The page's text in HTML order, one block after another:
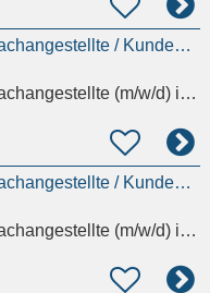
Zahnmedizinische Fachangestellte / KundenberaterIn / administrative AssistentIn (m/w/d)
(m/w/d)in Oberursel (Taunus)
Zahnmedizinische Fachangestellte / KundenberaterIn / administrative AssistentIn (m/w/d) in Oberursel
(m/w/d)in Oberursel (Taunus)